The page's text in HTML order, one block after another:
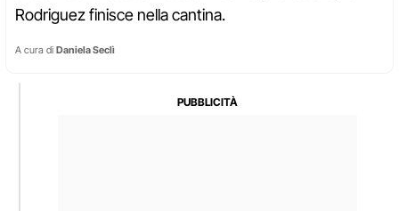
Rodriguez finisce nella cantina.
A cura di Daniela Seclì